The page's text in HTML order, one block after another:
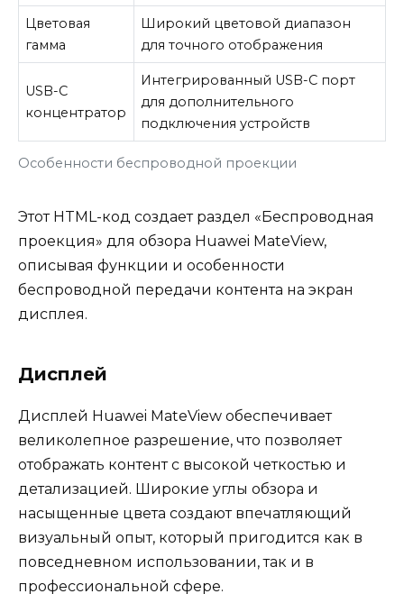
Особенности беспроводной проекции
Цветовая
гамма
Широкий цветовой диапазон
для точного отображения
USB-C
концентратор
Интегрированный USB-C порт
для дополнительного
подключения устройств
Этот HTML-код создает раздел «Беспроводная
проекция» для обзора Huawei MateView,
описывая функции и особенности
беспроводной передачи контента на экран
дисплея.
Дисплей
Дисплей Huawei MateView обеспечивает
великолепное разрешение, что позволяет
отображать контент с высокой четкостью и
детализацией. Широкие углы обзора и
насыщенные цвета создают впечатляющий
визуальный опыт, который пригодится как в
повседневном использовании, так и в
профессиональной сфере.